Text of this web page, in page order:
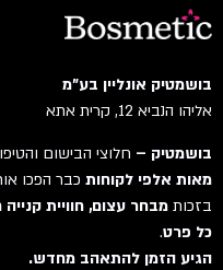
בושמטיק אונליין בע"מ
אליהו הנביא 12, קרית אתא
בושמטיק –חלוצי הבישום
מאות אלפי לקוחותכבר הפכו
בזכותמבחר עצום, חוויית
כל פרט.
הגיע הזמן להתאהב מחדש.